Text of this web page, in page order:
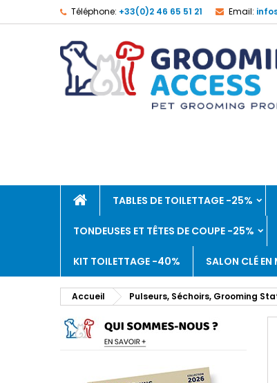
Téléphone: +33(0)2 46 65 51 21 Email:
TABLES DE TOILETTAGE -25%
TONDEUSES ET TÊTES DE COUPE -25%
KIT TOILETTAGE -40% SALON CLÉ
Accueil Pulseurs, Séchoirs, Grooming